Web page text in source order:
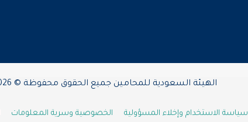
الهيئة السعودية للمحامين جميع الحقوق محفوظة © 2026
سياسة الاستخدام وإخلاء المسؤولية الخصوصية وسرية المعلومات